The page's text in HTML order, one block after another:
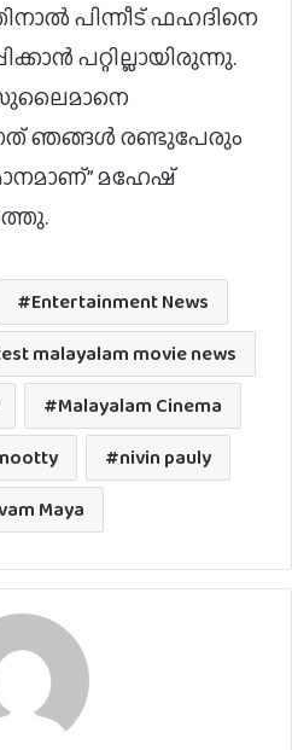
പിന്നീട് ഫഹദിനെ
പറ്റില്ലായിരുന്നു.
സുലൈമാനെ
ഞങ്ങൾ രണ്ടുപേരും
മഹേഷ്
Entertainment News
malayalam movie news
Malayalam Cinema
nivin pauly
Maya